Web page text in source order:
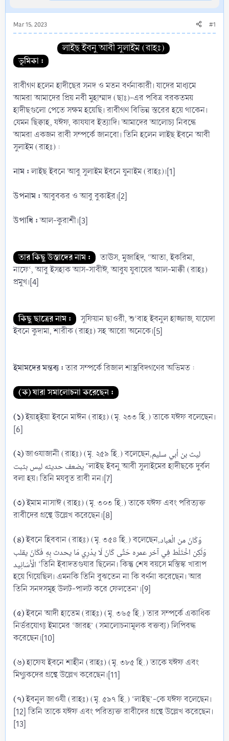
Mar 15, 2023 #1
লাইছ ইবনু আবী সুলাইম (রাহঃ)
ভূমিকা :
রাবীগণ হলেন হাদীছের সনদ ও মতন বর্ণনাকারী। যাদের মাধ্যমে
আমরা আমাদের প্রিয় নবী মুহাম্মাদ (ছাঃ)-এর পবিত্র বরকতময়
হাদীছগুলো পেতে সক্ষম হয়েছি। রাবীগণ বিভিন্ন স্তরের হয়ে থাকেন।
যেমন ছিক্বাহ, যঈফ, কাযযাব ইত্যাদি। আমাদের আলোচ্য নিবন্ধে
আমরা একজন রাবী সম্পর্কে জানবো। তিনি হলেন লাইছ ইবনে আবী
সুলাইম (রাহঃ) :
নাম :লাইছ ইবনে আবু সুলাইম ইবনে যুনাইম (রাহঃ)।[1]
উপনাম :আবুবকর ও আবু বুকাইর।[2]
উপাধি :আল-কুরাশী।[3]
তার কিছু উস্তাদের নাম :
তাঊস, মুজাহিদ, ‘আতা, ইকরিমা,
নাফে‘, আবু ইসহাক আস-সাবীঈ, আবুয যুবায়ের আল-মাক্কী (রাহঃ)
প্রমুখ।[4]
কিছু ছাত্রের নাম :
সুফিয়ান ছাওরী, শু‘বাহ ইবনুল হাজ্জাজ, যায়েদা
ইবনে কুদামা, শারীক (রাহঃ) সহ আরো অনেকে।[5]
ইমামদের মন্তব্য :তার সম্পর্কে রিজাল শাস্ত্রবিদগণের অভিমত :
(ক) যারা সমালোচনা করেছেন :
(১)ইয়াহ্ইয়া ইবনে মাঈন (রাহঃ) (মৃ. ২৩৩ হি.) তাকে যঈফ বলেছেন।
[6]
(২)জাওযাজানী (রাহঃ) (মৃ. ২৫৯ হি.) বলেছেন,ليث بن أبي سليم
يضعف حديثه ليس بثبت ‘লাইছ ইবনু আবী সুলাইমের হাদীছকে দুর্বল
বলা হয়। তিনি মযবূত রাবী নন।[7]
(৩)ইমাম নাসাঈ (রাহঃ) (মৃ. ৩০৩ হি.) তাকে যঈফ এবং পরিত্যক্ত
রাবীদের গ্রন্থে উল্লেখ করেছেন।[8]
(৪)ইবনে হিববান (রাহঃ) (মৃ. ৩৫৪ হি.) বলেছেন,وَكَانَ من الْعباد
وَلَكِن اخْتَلَط فِي آخر عمره حَتَّى كَانَ لَا يدْرِي مَا يحدث بِهِ فَكَانَ يقلب
الْأَسَانِيد ‘তিনি ইবাদতগুযার ছিলেন। কিন্তু শেষ বয়সে মস্তিস্ক খারাপ
হয়ে গিয়েছিল। এমনকি তিনি বুঝতেন না কি বর্ণনা করেছেন। আর
তিনি সনদসমূহ উলট-পালট করে ফেলতেন’।[9]
(৫)ইবনে আদী হাতেম (রাহঃ) (মৃ. ৩৬৫ হি.) তার সম্পর্কে একাধিক
নির্ভরযোগ্য ইমামের ‘জারহ’ (সমালোচনামূলক বক্তব্য) লিপিবদ্ধ
করেছেন।[10]
(৬)হাফেয ইবনে শাহীন (রাহঃ) (মৃ. ৩৮৫ হি.) তাকে যঈফ এবং
মিথ্যুকদের গ্রন্থে উল্লেখ করেছেন।[11]
(৭)ইবনুল জাওযী (রাহঃ) (মৃ. ৫৯৭ হি.) ‘লাইছ’-কে যঈফ বলেছেন।
[12] তিনি তাকে যঈফ এবং পরিত্যক্ত রাবীদের গ্রন্থে উল্লেখ করেছেন।
[13]